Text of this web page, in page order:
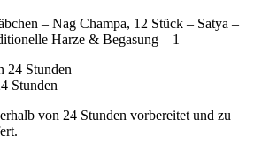
Stunden
von 24 Stunden vorbereitet und zu